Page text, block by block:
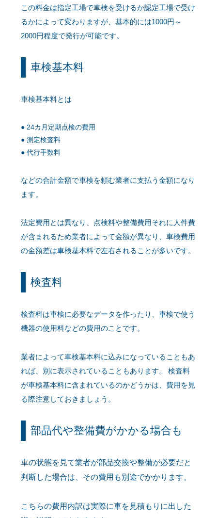
この料金は指定工場で車検を受けるか認定工場で受け
るかによって変わりますが、基本的には1000円～
2000円程度で発行が可能です。
車検基本料
車検基本料とは
24カ月定期点検の費用
測定検査料
代行手数料
などの合計金額で車検を頼む業者に支払う金額になり
ます。
法定費用とは異なり、点検料や整備費用それに人件費
が含まれるため業者によって金額が異なり、車検費用
の金額差は車検基本料で左右されることが多いです。
検査料
検査料は車検に必要なデータを作ったり、車検で使う
機器の使用料などの費用のことです。
業者によって車検基本料に込みになっていることもあ
れば、別に表示されていることもあります。 検査料
が車検基本料に含まれているのかどうかは、費用を見
る際注意しておきましょう。
部品代や整備費がかかる場合も
車の状態を見て業者が部品交換や整備が必要だと
判断した場合は、その費用も別途でかかります。
こちらの費用内訳は実際に車を見積もりに出した